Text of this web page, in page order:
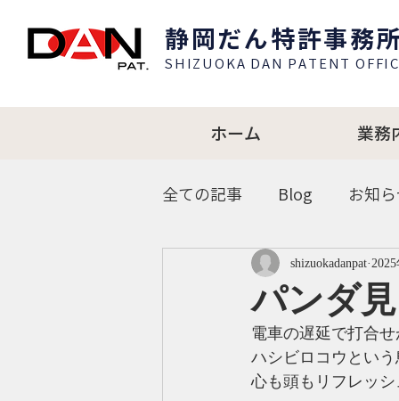
静岡だん特許事務
SHIZUOKA DAN PATENT
ホーム 業務
全ての記事 Blog お知
パンダ
shizuokadanpat
電車の遅延で打合
ハシビロコウとい
心も頭もリフレッ